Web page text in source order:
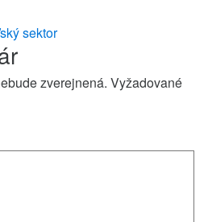
sektor
zverejnená. Vyžadované